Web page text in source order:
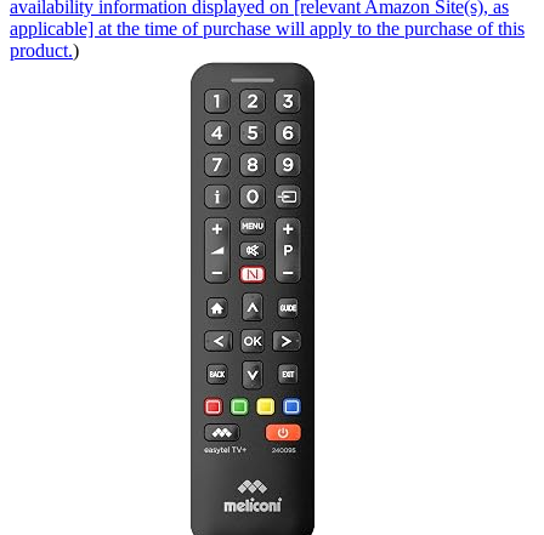
availability information displayed on [relevant Amazon Site(s), as
applicable] at the time of purchase will apply to the purchase of this
product.)